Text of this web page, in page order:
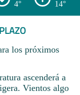
4° 14°
los próximos
ascenderá a
Vientos algo